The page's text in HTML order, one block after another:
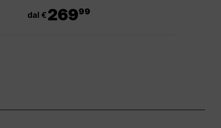
dal € 26999